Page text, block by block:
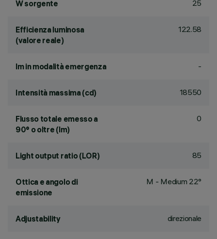
W sorgente 25
Efficienza luminosa
(valore reale)
122.58
lm in modalità emergenza -
Intensità massima (cd) 18550
Flusso totale emesso a
90° o oltre (lm)
0
Light output ratio (LOR) 85
Ottica e angolo di
emissione
M - Medium 22°
Adjustability direzionale